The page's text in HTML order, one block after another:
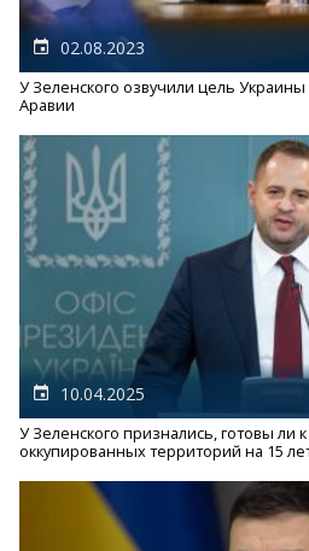
02.08.2023
У Зеленского озвучили цель
Аравии
10.04.2025
У Зеленского признались, готовы ли к
оккупированных территорий на 15